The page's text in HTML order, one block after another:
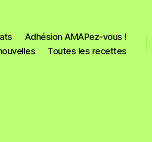
Adhésion AMAPez-vous !
Toutes les recettes